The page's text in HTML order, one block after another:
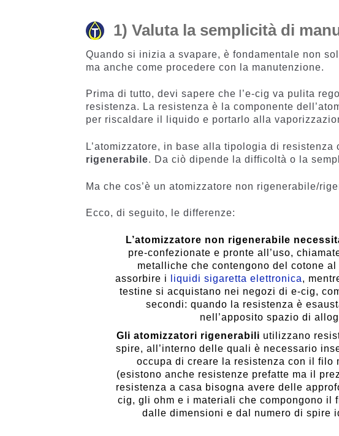
1) Valuta la semplicità di
Quando si inizia a svapare, è fondamentale non
ma anche come procedere con la manutenzione.
Prima di tutto, devi sapere che l’e-cig va pulita
resistenza. La resistenza è la componente
per riscaldare il liquido e portarlo alla
L’atomizzatore, in base alla tipologia di resistenza
rigenerabile. Da ciò dipende la difficoltà o la
Ma che cos’è un atomizzatore non rigenerabile/
Ecco, di seguito, le differenze:
L’atomizzatore non rigenerabile
pre-confezionate e pronte all’uso,
metalliche che contengono del cotone
assorbire i
liquidi sigaretta elettronica,
testine si acquistano nei negozi di e-cig,
secondi: quando la resistenza è
nell’apposito spazio di
Gli atomizzatori rigenerabili utilizzano
spire, all’interno delle quali è necessario
occupa di creare la resistenza con il filo
(esistono anche resistenze prefatte ma il
resistenza a casa bisogna avere delle
cig, gli ohm e i materiali che compongono il
dalle dimensioni e dal numero di spire